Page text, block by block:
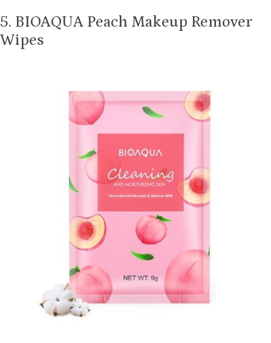
5. BIOAQUA Peach Makeup Remover
Wipes